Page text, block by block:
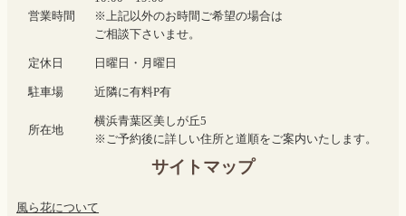
営業時間
※上記以外のお時間ご希望の場合は
ご相談下さいませ。
定休日 日曜日・月曜日
駐車場 近隣に有料P有
所在地
横浜青葉区美しが丘5
※ご予約後に詳しい住所と道順をご案内いたします。
サイトマップ
風ら花について